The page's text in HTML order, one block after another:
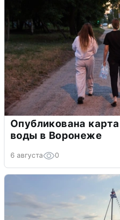
Опубликована
воды в Воронеже
6 августа 0